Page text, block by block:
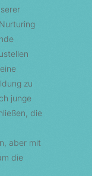
zu
junge
die
aber mit
die